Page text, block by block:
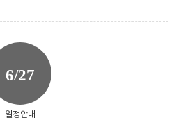
6/27
일정안내